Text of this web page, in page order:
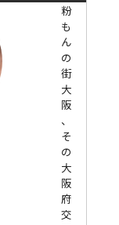
粉
も
ん
の
街
大
阪
、
そ
の
大
阪
府
交